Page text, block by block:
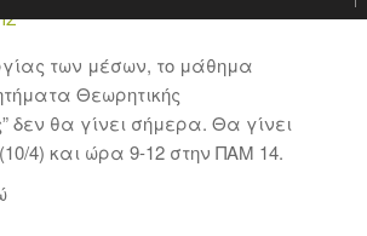
των μέσων, το μάθημα
Θεωρητικής
δεν θα γίνει σήμερα. Θα γίνει
4) και ώρα 9-12 στην ΠΑΜ 14.